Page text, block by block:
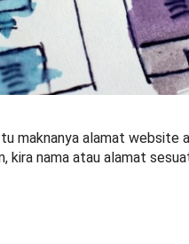
maknanya alamat website
kira nama atau alamat